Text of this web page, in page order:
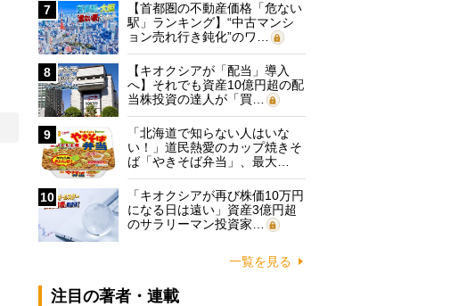
7
【首都圏の不動産価格「危ない
駅」ランキング】“中古マンシ
ョン売れ行き鈍化”のワ…
8
【キオクシアが「配当」導入
へ】それでも資産10億円超の配
当株投資の達人が「買…
9
「北海道で知らない人はいな
い！」道民熱愛のカップ焼きそ
ば「やきそば弁当」、最大…
10
「キオクシアが再び株価10万円
になる日は遠い」資産3億円超
のサラリーマン投資家…
一覧を見る
注目の著者・連載